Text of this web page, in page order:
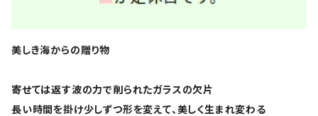
美しき海からの贈り物
寄せては返す波の力で削られたガラスの欠片
長い時間を掛け少しずつ形を変えて、美しく生まれ変わる